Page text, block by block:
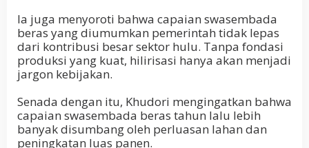
Ia juga menyoroti bahwa capaian swasembada
beras yang diumumkan pemerintah tidak lepas
dari kontribusi besar sektor hulu. Tanpa fondasi
produksi yang kuat, hilirisasi hanya akan menjadi
jargon kebijakan.
Senada dengan itu, Khudori mengingatkan bahwa
capaian swasembada beras tahun lalu lebih
banyak disumbang oleh perluasan lahan dan
peningkatan luas panen.